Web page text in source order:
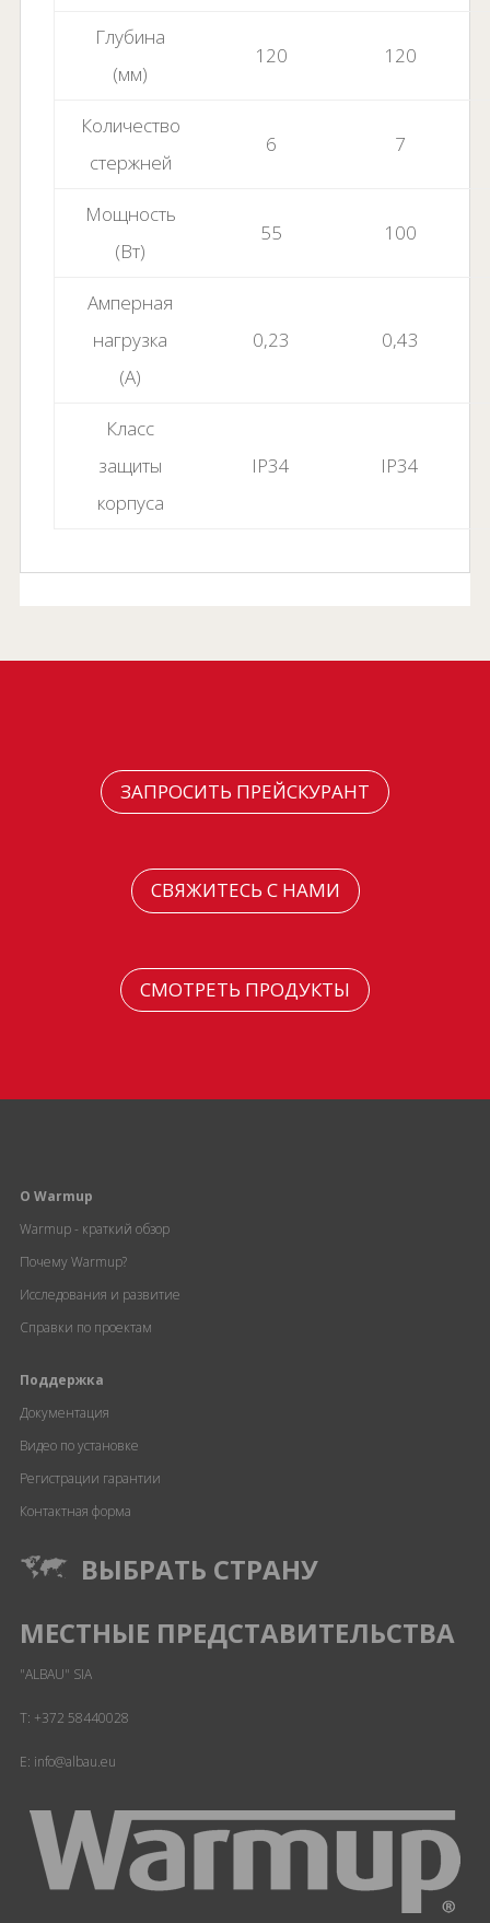
Глубина
(мм)
120 120
Количество
стержней
6 7
Мощность
(Вт)
55 100
Амперная
нагрузка
(A)
0,23 0,43
Класс
защиты
корпуса
IP34 IP34
ЗАПРОСИТЬ ПРЕЙСКУРАНТ
СВЯЖИТЕСЬ С НАМИ
СМОТРЕТЬ ПРОДУКТЫ
О Warmup
Warmup - краткий обзор
Почему Warmup?
Исследования и развитие
Справки по проектам
Поддержка
Документация
Видео по установке
Регистрации гарантии
Контактная форма
ВЫБРАТЬ СТРАНУ
МЕСТНЫЕ ПРЕДСТАВИТЕЛЬСТВА
"ALBAU" SIA
T: +372 58440028
E: info@albau.eu